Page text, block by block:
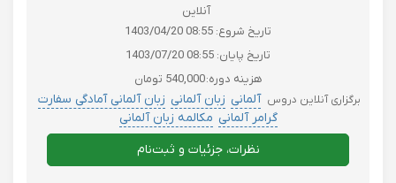
آنلاین
تاریخ شروع: 1403/04/20 08:55
تاریخ پایان: 1403/07/20 08:55
هزینه دوره:540,000 تومان
برگزاری آنلاین دروس آلمانی زبان آلمانی زبان آلمانی آمادگی سفارت
گرامر آلمانی مکالمه زبان آلمانی
نظرات، جزئیات و ثبت‌نام